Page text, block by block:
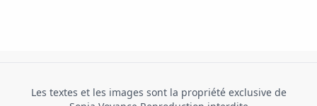
Les textes et les images sont la propriété exclusive de